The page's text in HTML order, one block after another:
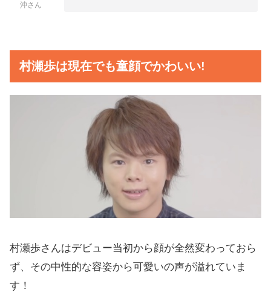
沖さん
村瀬歩は現在でも童顔でかわいい!
村瀬歩さんはデビュー当初から顔が全然変わっておら
ず、その中性的な容姿から可愛いの声が溢れていま
す！